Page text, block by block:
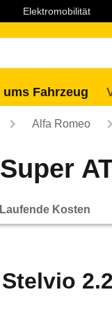
Elektromobilität
ums Fahrzeug
Alfa Romeo
Laufende Kosten